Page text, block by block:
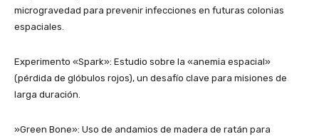
microgravedad para prevenir infecciones en futuras colonias
espaciales.
​Experimento «Spark»: Estudio sobre la «anemia espacial»
(pérdida de glóbulos rojos), un desafío clave para misiones de
larga duración.
​»Green Bone»: Uso de andamios de madera de ratán para